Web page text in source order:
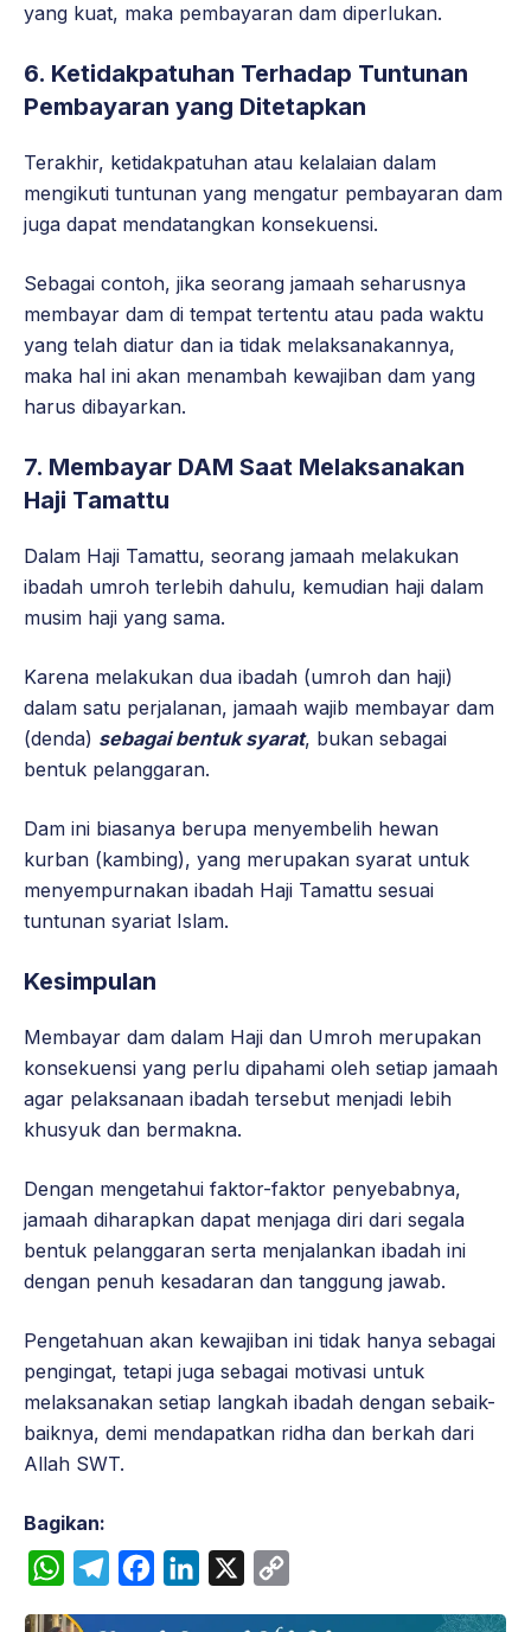
yang kuat, maka pembayaran dam diperlukan.
6. Ketidakpatuhan Terhadap Tuntunan
Pembayaran yang Ditetapkan
Terakhir, ketidakpatuhan atau kelalaian dalam
mengikuti tuntunan yang mengatur pembayaran dam
juga dapat mendatangkan konsekuensi.
Sebagai contoh, jika seorang jamaah seharusnya
membayar dam di tempat tertentu atau pada waktu
yang telah diatur dan ia tidak melaksanakannya,
maka hal ini akan menambah kewajiban dam yang
harus dibayarkan.
7. Membayar DAM Saat Melaksanakan
Haji Tamattu
Dalam Haji Tamattu, seorang jamaah melakukan
ibadah umroh terlebih dahulu, kemudian haji dalam
musim haji yang sama.
Karena melakukan dua ibadah (umroh dan haji)
dalam satu perjalanan, jamaah wajib membayar dam
(denda) sebagai bentuk syarat, bukan sebagai
bentuk pelanggaran.
Dam ini biasanya berupa menyembelih hewan
kurban (kambing), yang merupakan syarat untuk
menyempurnakan ibadah Haji Tamattu sesuai
tuntunan syariat Islam.
Kesimpulan
Membayar dam dalam Haji dan Umroh merupakan
konsekuensi yang perlu dipahami oleh setiap jamaah
agar pelaksanaan ibadah tersebut menjadi lebih
khusyuk dan bermakna.
Dengan mengetahui faktor-faktor penyebabnya,
jamaah diharapkan dapat menjaga diri dari segala
bentuk pelanggaran serta menjalankan ibadah ini
dengan penuh kesadaran dan tanggung jawab.
Pengetahuan akan kewajiban ini tidak hanya sebagai
pengingat, tetapi juga sebagai motivasi untuk
melaksanakan setiap langkah ibadah dengan sebaik-
baiknya, demi mendapatkan ridha dan berkah dari
Allah SWT.
Bagikan:
W